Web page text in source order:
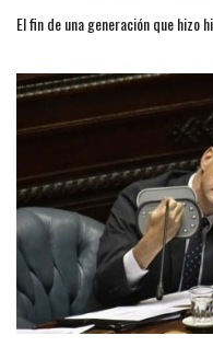
El fin de una generación que hizo